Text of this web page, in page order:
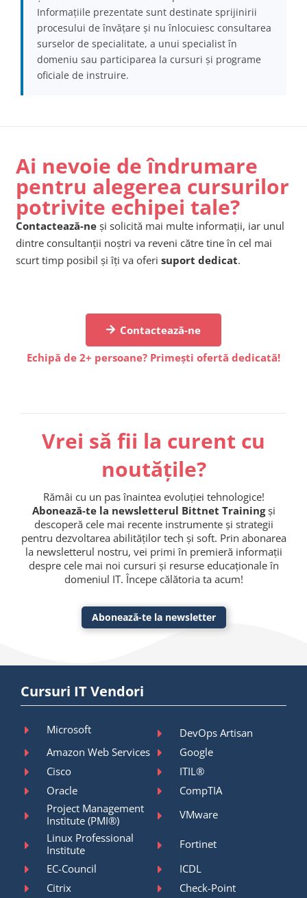
Informațiile prezentate sunt destinate sprijinirii
procesului de învățare și nu înlocuiesc consultarea
surselor de specialitate, a unui specialist în
domeniu sau participarea la cursuri și programe
oficiale de instruire.
Ai nevoie de îndrumare
pentru alegerea cursurilor
potrivite echipei tale?
Contactează-ne și solicită mai multe informații, iar unul
dintre consultanții noștri va reveni către tine în cel mai
scurt timp posibil și îți va oferi suport dedicat.
Contactează-ne
Echipă de 2+ persoane? Primești ofertă dedicată!
Vrei să fii la curent cu
noutățile?
Rămâi cu un pas înaintea evoluției tehnologice!
Abonează-te la newsletterul Bittnet Trainingși
descoperă cele mai recente instrumente și strategii
pentru dezvoltarea abilităților tech și soft. Prin abonarea
la newsletterul nostru, vei primi în premieră informații
despre cele mai noi cursuri și resurse educaționale în
domeniul IT. Începe călătoria ta acum!
Abonează-te la newsletter
Cursuri IT Vendori
Microsoft
DevOps Artisan
Amazon Web Services
Google
Cisco
ITIL®
Oracle
CompTIA
Project Management
Institute (PMI®)
VMware
Linux Professional
Institute
Fortinet
EC-Council
ICDL
Citrix
Check-Point